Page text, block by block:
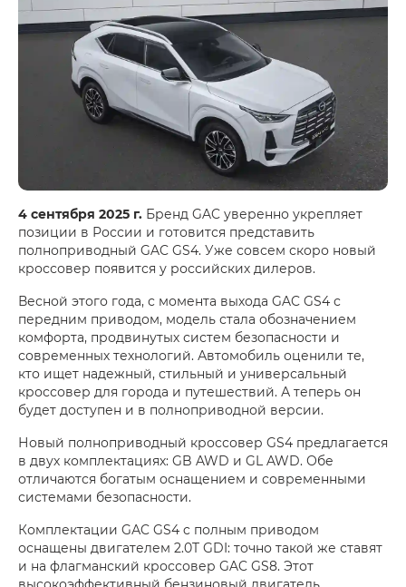
4 сентября 2025 г. Бренд GAC уверенно укрепляет
позиции в России и готовится представить
полноприводный GAC GS4. Уже совсем скоро новый
кроссовер появится у российских дилеров.
Весной этого года, с момента выхода GAC GS4 с
передним приводом, модель стала обозначением
комфорта, продвинутых систем безопасности и
современных технологий. Автомобиль оценили те,
кто ищет надежный, стильный и универсальный
кроссовер для города и путешествий. А теперь он
будет доступен и в полноприводной версии.
Новый полноприводный кроссовер GS4 предлагается
в двух комплектациях: GB AWD и GL AWD. Обе
отличаются богатым оснащением и современными
системами безопасности.
Комплектации GАC GS4 c полным приводом
оснащены двигателем 2.0T GDI: точно такой же ставят
и на флагманский кроссовер GAC GS8. Этот